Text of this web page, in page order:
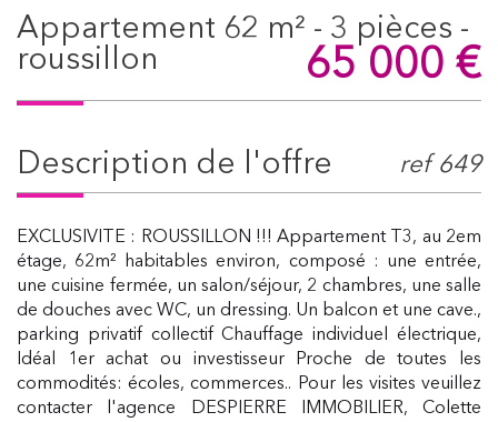
appartement 62 m² - 3 pièces -
roussillon
65 000 €
description de l'offre ref 649
EXCLUSIVITE : ROUSSILLON !!! Appartement T3, au 2em
étage, 62m² habitables environ, composé : une entrée,
une cuisine fermée, un salon/séjour, 2 chambres, une salle
de douches avec WC, un dressing. Un balcon et une cave.,
parking privatif collectif Chauffage individuel électrique,
Idéal 1er achat ou investisseur Proche de toutes les
commodités: écoles, commerces.. Pour les visites veuillez
contacter l'agence DESPIERRE IMMOBILIER, Colette